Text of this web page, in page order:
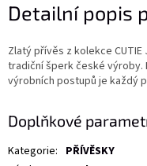
Detailní popis
Zlatý přívěs z kolekce
tradiční šperk české výroby.
výrobních postupů je každý
Doplňkové
Kategorie: PŘÍVĚSKY